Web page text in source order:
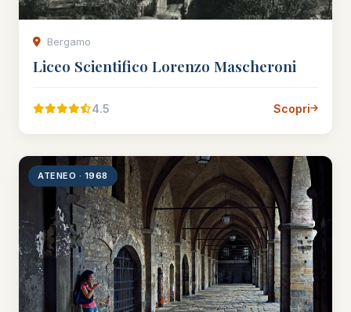
Bergamo
Liceo Scientifico Lorenzo Mascheroni
4.5 Scopri
ATENEO · 1968